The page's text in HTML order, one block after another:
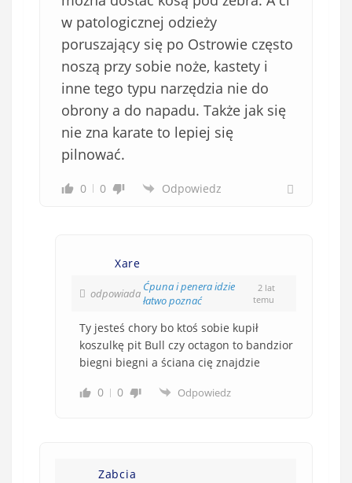
w patologicznej odzieży
poruszający się po Ostrowie często
noszą przy sobie noże, kastety i
inne tego typu narzędzia nie do
obrony a do napadu. Także jak się
nie zna karate to lepiej się
pilnować.
0 0 Odpowiedz
Xare
odpowiada Ćpuna i penera idzie
łatwo poznać
2 lat
temu
Ty jesteś chory bo ktoś sobie kupił
koszulkę pit Bull czy octagon to bandzior
biegni biegni a ściana cię znajdzie
0
0 Odpowiedz
Zabcia